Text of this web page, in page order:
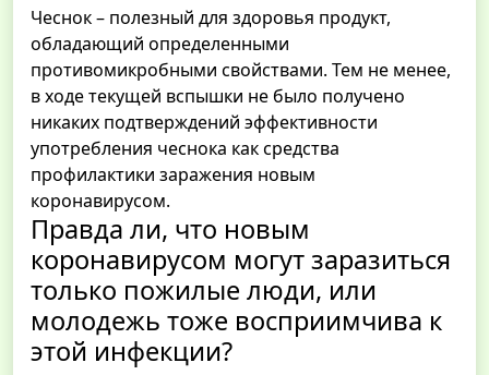
Чеснок – полезный для здоровья продукт,
обладающий определенными
противомикробными свойствами. Тем не менее,
в ходе текущей вспышки не было получено
никаких подтверждений эффективности
употребления чеснока как средства
профилактики заражения новым
коронавирусом.
Правда ли, что новым
коронавирусом могут заразиться
только пожилые люди, или
молодежь тоже восприимчива к
этой инфекции?